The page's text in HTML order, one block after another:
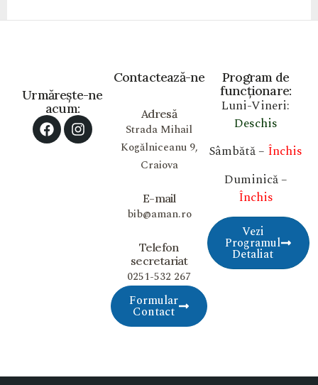
Program de
funcționare:
Luni-Vineri:
Deschis
Sâmbătă – Închis
Duminică –
Închis
Vezi
Programul
Detaliat
Contactează-ne
Adresă
Strada Mihail
Kogălniceanu 9,
Craiova
E-mail
bib@aman.ro
Telefon
secretariat
0251-532 267
Formular
Contact
Urmărește-ne
acum: